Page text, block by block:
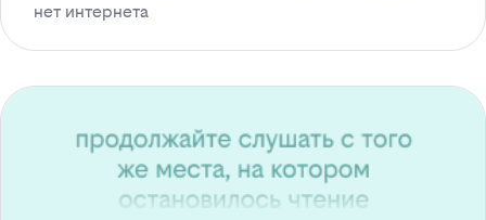
нет интернета